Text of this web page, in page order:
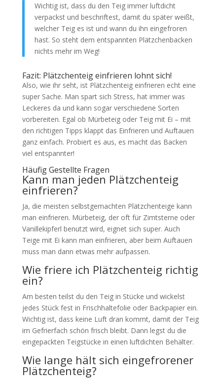
Wichtig ist, dass du den Teig immer luftdicht
verpackst und beschriftest, damit du später weißt,
welcher Teig es ist und wann du ihn eingefroren
hast. So steht dem entspannten Plätzchenbacken
nichts mehr im Weg!
Fazit: Plätzchenteig einfrieren lohnt sich!
Also, wie ihr seht, ist Plätzchenteig einfrieren echt eine
super Sache. Man spart sich Stress, hat immer was
Leckeres da und kann sogar verschiedene Sorten
vorbereiten. Egal ob Mürbeteig oder Teig mit Ei – mit
den richtigen Tipps klappt das Einfrieren und Auftauen
ganz einfach. Probiert es aus, es macht das Backen
viel entspannter!
Häufig Gestellte Fragen
Kann man jeden Plätzchenteig
einfrieren?
Ja, die meisten selbstgemachten Plätzchenteige kann
man einfrieren. Mürbeteig, der oft für Zimtsterne oder
Vanillekipferl benutzt wird, eignet sich super. Auch
Teige mit Ei kann man einfrieren, aber beim Auftauen
muss man dann etwas mehr aufpassen.
Wie friere ich Plätzchenteig richtig
ein?
Am besten teilst du den Teig in Stücke und wickelst
jedes Stück fest in Frischhaltefolie oder Backpapier ein.
Wichtig ist, dass keine Luft dran kommt, damit der Teig
im Gefrierfach schön frisch bleibt. Dann legst du die
eingepackten Teigstücke in einen luftdichten Behälter.
Wie lange hält sich eingefrorener
Plätzchenteig?